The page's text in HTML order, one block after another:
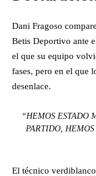
Dani Fragoso
Betis Deportivo ante
el que su equipo
fases, pero en el que
desenlace.
“HEMOS ESTADO
PARTIDO,
El técnico